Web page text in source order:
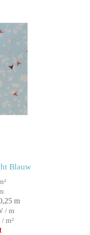
Blauw
m
/ m
m²